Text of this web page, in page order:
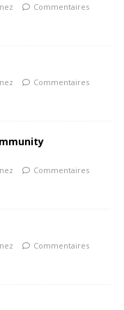
Commentaires
Commentaires
Commentaires
Commentaires